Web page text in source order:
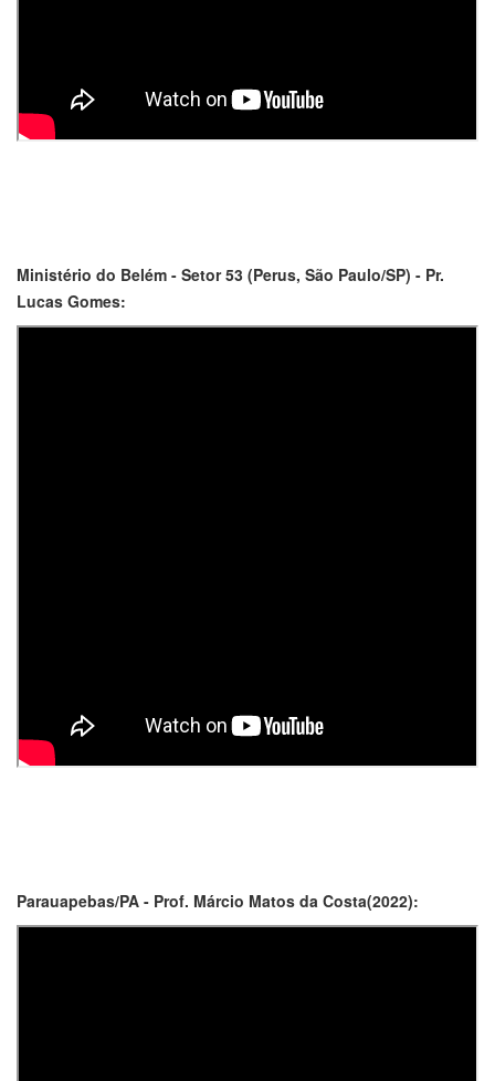
Ministério do Belém - Setor 53 (Perus, São Paulo/SP) - Pr.
Lucas Gomes:
Parauapebas/PA - Prof. Márcio Matos da Costa(2022):